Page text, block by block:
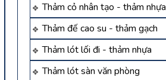
Thảm cỏ nhân tạo - thảm nhựa
Thảm đế cao su - thảm gạch
Thảm lót lối đi - thảm nhựa
Thảm lót sàn văn phòng